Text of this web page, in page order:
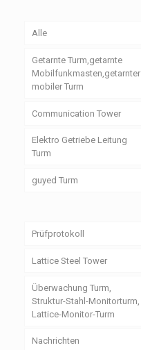
Alle
Getarnte Turm,getarnte
Mobilfunkmasten,getarnter
mobiler Turm
Communication Tower
Elektro Getriebe Leitung
Turm
guyed Turm
Prüfprotokoll
Lattice Steel Tower
Überwachung Turm,
Struktur-Stahl-Monitorturm,
Lattice-Monitor-Turm
Nachrichten